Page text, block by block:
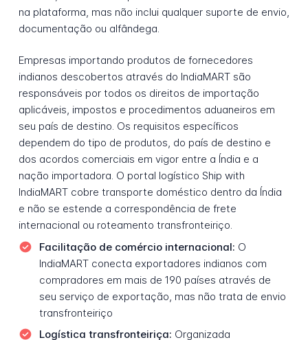
na plataforma, mas não inclui qualquer suporte de envio,
documentação ou alfândega.
Empresas importando produtos de fornecedores
indianos descobertos através do IndiaMART são
responsáveis por todos os direitos de importação
aplicáveis, impostos e procedimentos aduaneiros em
seu país de destino. Os requisitos específicos
dependem do tipo de produtos, do país de destino e
dos acordos comerciais em vigor entre a Índia e a
nação importadora. O portal logístico Ship with
IndiaMART cobre transporte doméstico dentro da Índia
e não se estende a correspondência de frete
internacional ou roteamento transfronteiriço.
Facilitação de comércio internacional: O
IndiaMART conecta exportadores indianos com
compradores em mais de 190 países através de
seu serviço de exportação, mas não trata de envio
transfronteiriço
Logística transfronteiriça: Organizada